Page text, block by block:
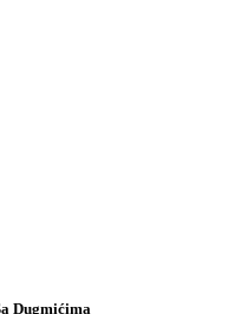
Dugmićima